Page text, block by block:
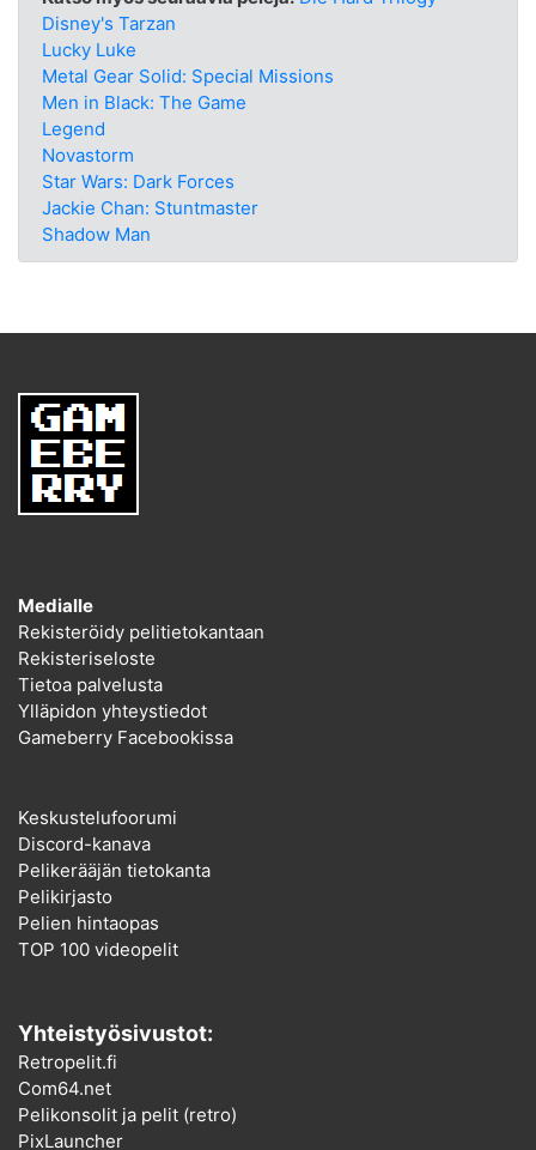
Disney's Tarzan
Lucky Luke
Metal Gear Solid: Special Missions
Men in Black: The Game
Legend
Novastorm
Star Wars: Dark Forces
Jackie Chan: Stuntmaster
Shadow Man
Medialle
Rekisteröidy pelitietokantaan
Rekisteriseloste
Tietoa palvelusta
Ylläpidon yhteystiedot
Gameberry Facebookissa
Keskustelufoorumi
Discord-kanava
Pelikerääjän tietokanta
Pelikirjasto
Pelien hintaopas
TOP 100 videopelit
Yhteistyösivustot:
Retropelit.fi
Com64.net
Pelikonsolit ja pelit (retro)
PixLauncher